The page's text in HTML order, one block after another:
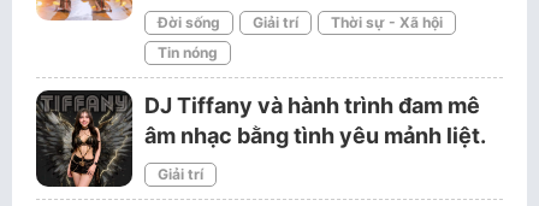
Đời sống Giải trí
Thời sự - Xã hội
Tin nóng
DJ Tiffany và hành trình đam mê
âm nhạc bằng tình yêu mảnh liệt.
Giải trí